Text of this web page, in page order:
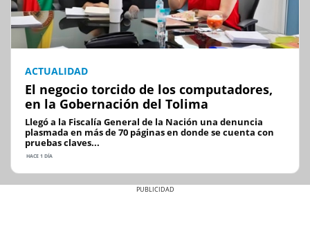
ACTUALIDAD
El negocio torcido de los computadores,
en la Gobernación del Tolima
Llegó a la Fiscalía General de la Nación una denuncia
plasmada en más de 70 páginas en donde se cuenta con
pruebas claves...
HACE 1 DÍA